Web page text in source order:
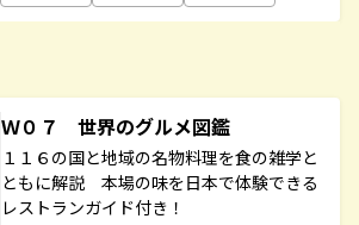
Ｗ０７ 世界のグルメ図鑑
１１６の国と地域の名物料理を食の雑学と
ともに解説 本場の味を日本で体験できる
レストランガイド付き！